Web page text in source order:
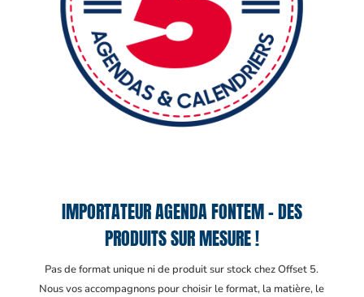
IMPORTATEUR AGENDA FONTEM – DES
PRODUITS SUR MESURE !
Pas de format unique ni de produit sur stock chez Offset 5.
Nous vos accompagnons pour choisir le format, la matière, le